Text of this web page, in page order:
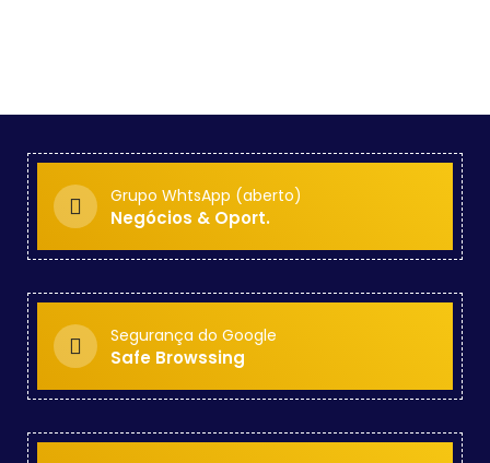
Grupo WhtsApp (aberto)
Negócios & Oport.
Segurança do Google
Safe Browssing